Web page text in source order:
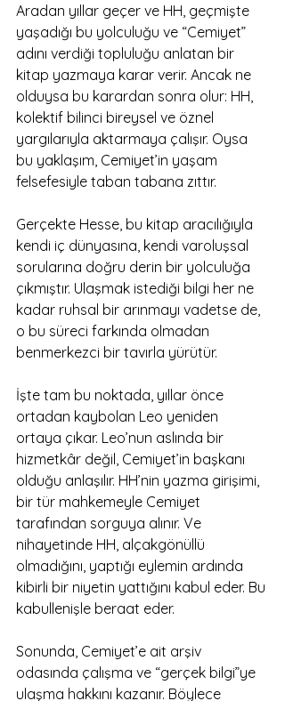
Aradan yıllar geçer ve HH, geçmişte
yaşadığı bu yolculuğu ve “Cemiyet”
adını verdiği topluluğu anlatan bir
kitap yazmaya karar verir. Ancak ne
olduysa bu karardan sonra olur: HH,
kolektif bilinci bireysel ve öznel
yargılarıyla aktarmaya çalışır. Oysa
bu yaklaşım, Cemiyet’in yaşam
felsefesiyle taban tabana zıttır.
Gerçekte Hesse, bu kitap aracılığıyla
kendi iç dünyasına, kendi varoluşsal
sorularına doğru derin bir yolculuğa
çıkmıştır. Ulaşmak istediği bilgi her ne
kadar ruhsal bir arınmayı vadetse de,
o bu süreci farkında olmadan
benmerkezci bir tavırla yürütür.
İşte tam bu noktada, yıllar önce
ortadan kaybolan Leo yeniden
ortaya çıkar. Leo’nun aslında bir
hizmetkâr değil, Cemiyet’in başkanı
olduğu anlaşılır. HH’nin yazma girişimi,
bir tür mahkemeyle Cemiyet
tarafından sorguya alınır. Ve
nihayetinde HH, alçakgönüllü
olmadığını, yaptığı eylemin ardında
kibirli bir niyetin yattığını kabul eder. Bu
kabullenişle beraat eder.
Sonunda, Cemiyet’e ait arşiv
odasında çalışma ve “gerçek bilgi”ye
ulaşma hakkını kazanır. Böylece